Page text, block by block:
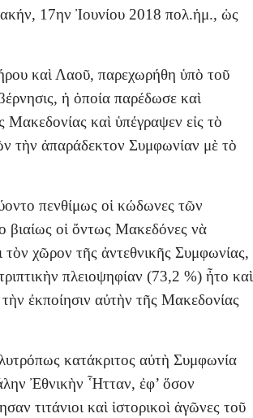
17ην Ἰουνίου 2018 πολ.ἡμ., ὡς
καὶ Λαοῦ, παρεχωρήθη ὑπὸ τοῦ
ἡ ὁποία παρέδωσε καὶ
καὶ ὑπέγραψεν εἰς τὸ
τὴν ἀπαράδεκτον Συμφωνίαν μὲ τὸ
πενθίμως οἱ κώδωνες τῶν
βιαίως οἱ ὄντως Μακεδόνες νὰ
τὸν χῶρον τῆς ἀντεθνικῆς Συμφωνίας,
πλειοψηφίαν (73,2 %) ἦτο καὶ
ἐκποίησιν αὐτὴν τῆς Μακεδονίας
κατάκριτος αὐτὴ Συμφωνία
Ἐθνικὴν Ἧτταν, ἐφ’ ὅσον
τιτάνιοι καὶ ἱστορικοὶ ἀγῶνες τοῦ